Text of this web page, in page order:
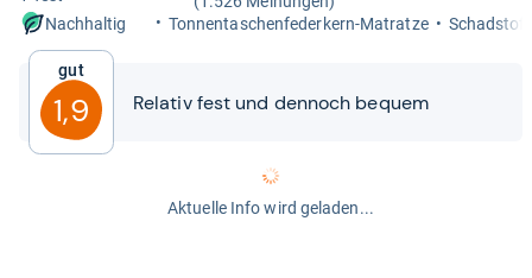
Nachhaltig
Ton­nen­ta­schen­fe­der­kern-​Matratze
Gut
1,9 Rela­tiv fest und den­noch bequem
Aktuelle Info wird geladen...